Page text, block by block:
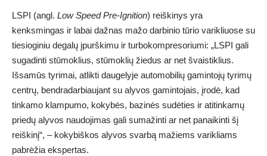
LSPI (angl. Low Speed Pre-Ignition) reiškinys yra
kenksmingas ir labai dažnas mažo darbinio tūrio varikliuose su
tiesioginiu degalų įpurškimu ir turbokompresoriumi: „LSPI gali
sugadinti stūmoklius, stūmoklių žiedus ar net švaistiklius.
Išsamūs tyrimai, atlikti daugelyje automobilių gamintojų tyrimų
centrų, bendradarbiaujant su alyvos gamintojais, įrodė, kad
tinkamo klampumo, kokybės, bazinės sudėties ir atitinkamų
priedų alyvos naudojimas gali sumažinti ar net panaikinti šį
reiškinį“, – kokybiškos alyvos svarbą mažiems varikliams
pabrėžia ekspertas.